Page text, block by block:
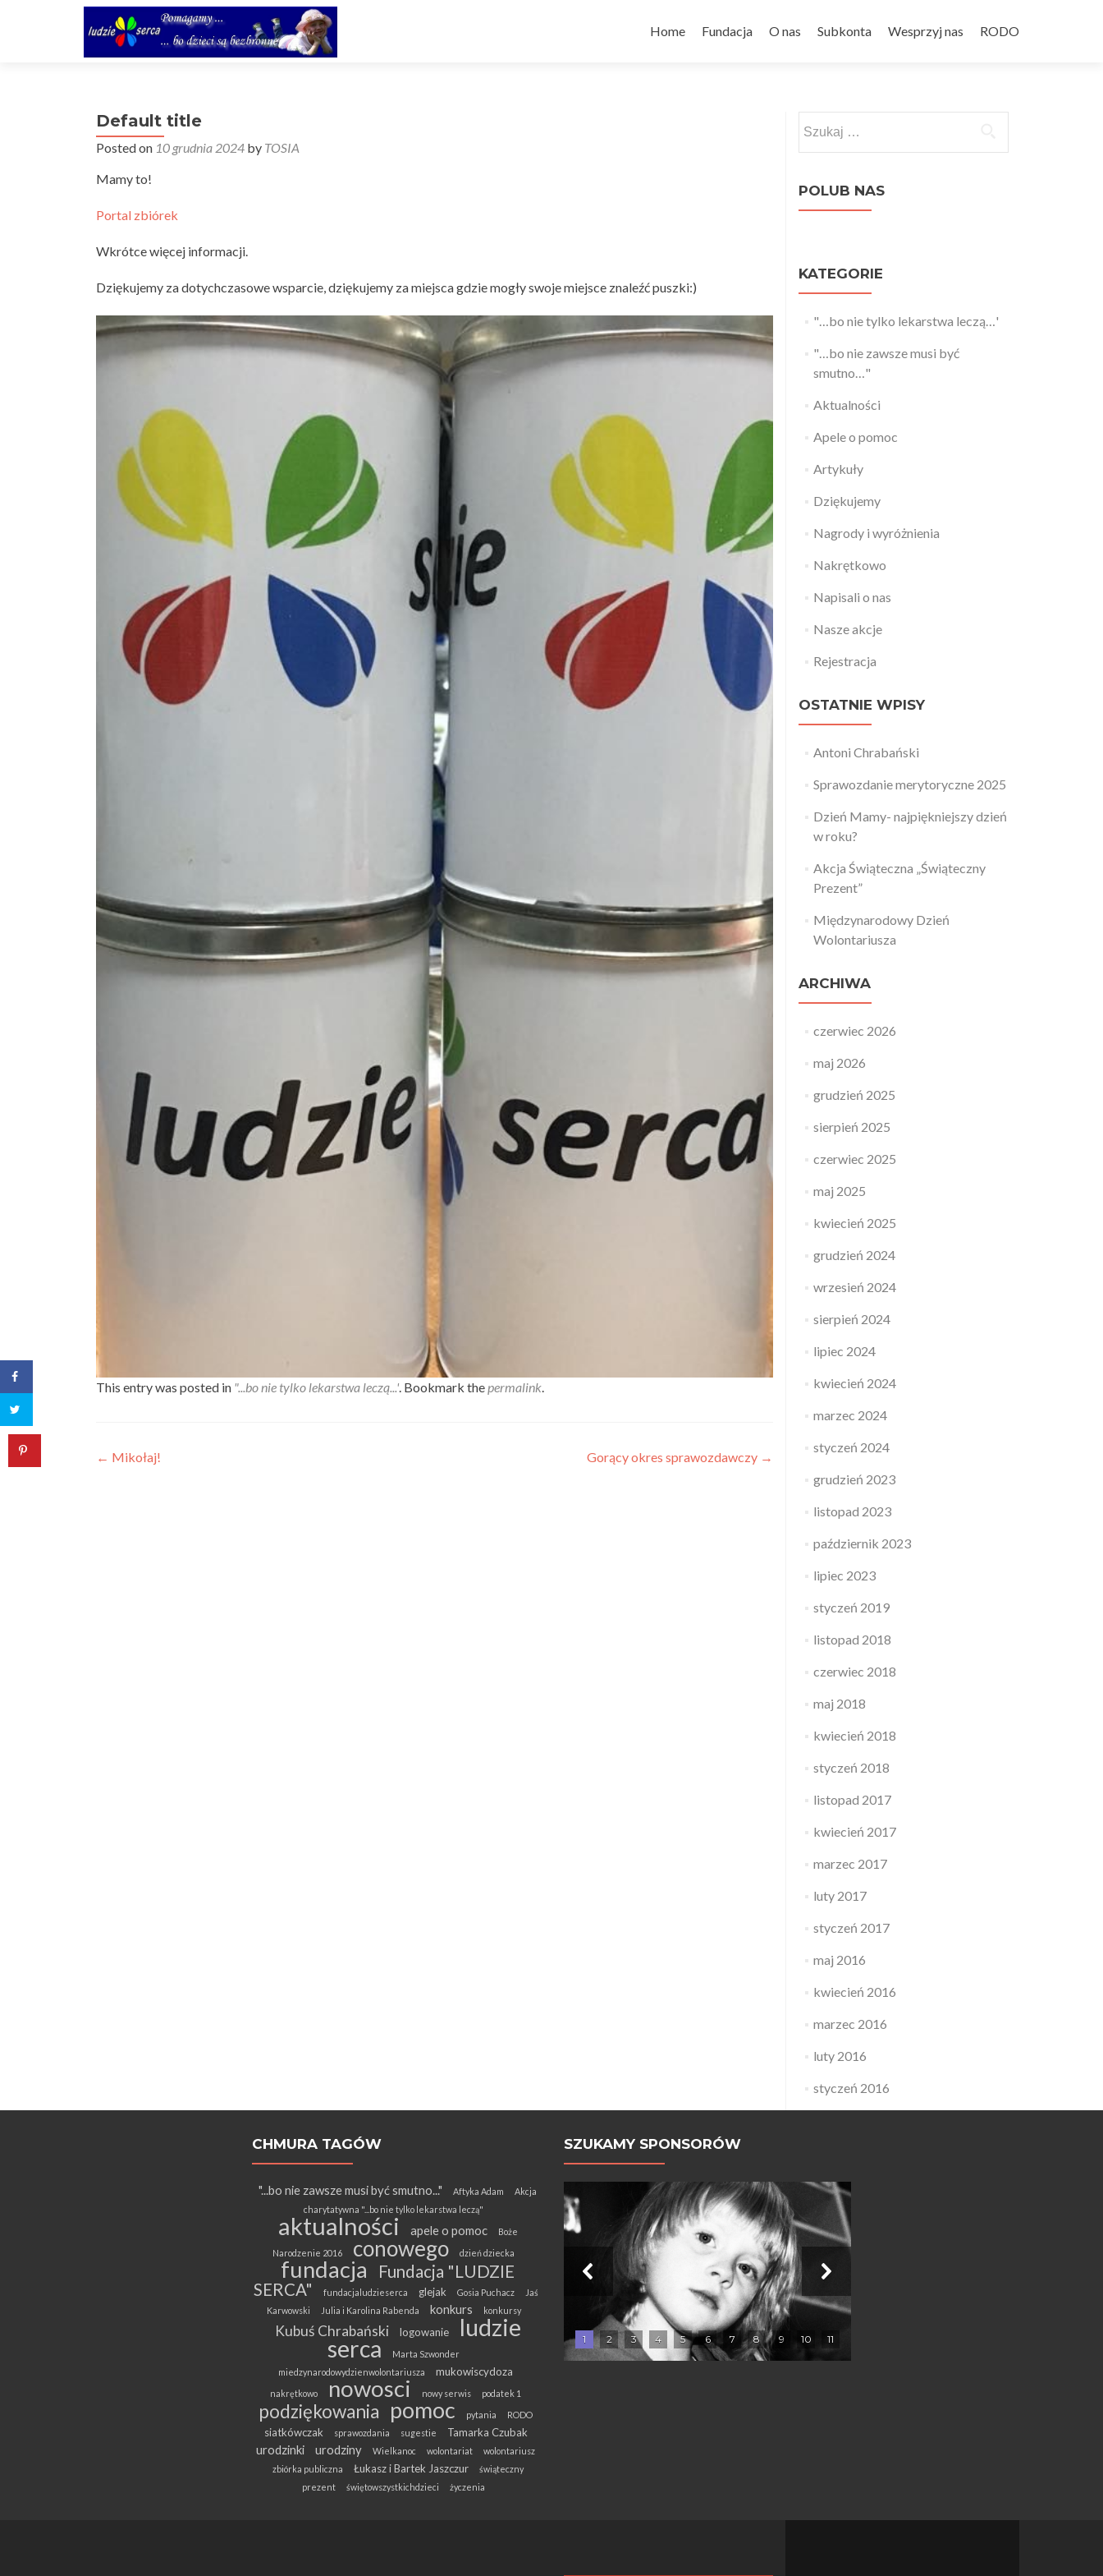
to
Home Fundacja O nas Subkonta Wesprzyj nas RODO
Default title
Posted on 10 grudnia 2024 by TOSIA
Mamy to!
Portal zbiórek
Wkrótce więcej informacji.
Dziękujemy za dotychczasowe wsparcie, dziękujemy za miejsca gdzie mogły swoje miejsce znaleźć puszki:)
This entry was posted in "...bo nie tylko lekarstwa leczą...'. Bookmark thepermalink.
Post
← Mikołaj! Gorący okres sprawozdawczy →
POLUB NAS
KATEGORIE
"…bo nie tylko lekarstwa leczą…'
"…bo nie zawsze musi być
smutno…"
Aktualności
Apele o pomoc
Artykuły
Dziękujemy
Nagrody i wyróżnienia
Nakrętkowo
Napisali o nas
Nasze akcje
Rejestracja
OSTATNIE WPISY
Antoni Chrabański
Sprawozdanie merytoryczne 2025
Dzień Mamy- najpiękniejszy dzień
w roku?
Akcja Świąteczna „Świąteczny
Prezent”
Międzynarodowy Dzień
Wolontariusza
ARCHIWA
czerwiec 2026
maj 2026
grudzień 2025
sierpień 2025
czerwiec 2025
maj 2025
kwiecień 2025
grudzień 2024
wrzesień 2024
sierpień 2024
lipiec 2024
kwiecień 2024
marzec 2024
styczeń 2024
grudzień 2023
listopad 2023
październik 2023
lipiec 2023
styczeń 2019
listopad 2018
czerwiec 2018
maj 2018
kwiecień 2018
styczeń 2018
listopad 2017
kwiecień 2017
marzec 2017
luty 2017
styczeń 2017
maj 2016
kwiecień 2016
marzec 2016
luty 2016
styczeń 2016
CHMURA TAGÓW
"...bo nie zawsze musi być smutno..." Aftyka Adam
Akcja
charytatywna "...bo nie tylko lekarstwa leczą"
aktualności apele o pomoc
Boże
Narodzenie 2016
conowego dzień dziecka
fundacja
Fundacja "LUDZIE
SERCA"
fundacjaludzieserca glejak Gosia Puchacz
Jaś
Karwowski
Julia i Karolina Rabenda konkurs konkursy
Kubuś Chrabański logowanie ludzie
serca
Marta Szwonder
miedzynarodowydzienwolontariusza
mukowiscydoza
nakrętkowo nowosci nowy serwis podatek 1
podziękowania pomoc pytania RODO
siatkówczak sprawozdania sugestie Tamarka Czubak
urodzinki urodziny Wielkanoc wolontariat
wolontariusz
zbiórka publiczna
Łukasz i Bartek Jaszczur
świąteczny
prezent
świętowszystkichdzieci życzenia
SZUKAMY SPONSORÓW
1 2 3 4 5 6 7 8 9 10 11